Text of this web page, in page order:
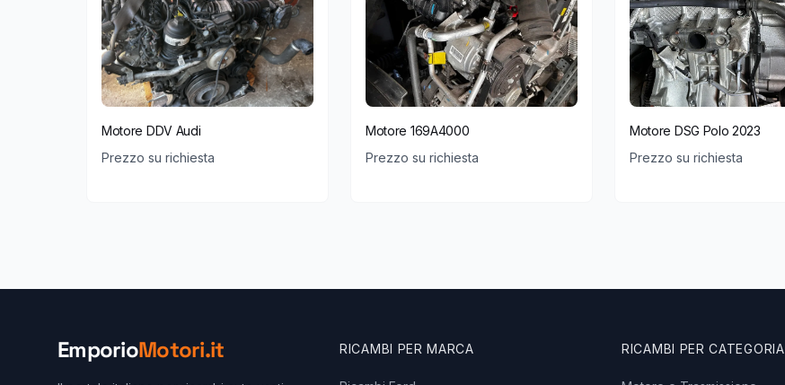
Motore DDV Audi
Prezzo su richiesta
Motore 169A4000
Prezzo su richiesta
Motore DSG Polo 2023
Prezzo su richiesta
EmporioMotori.it RICAMBI PER MARCA RICAMBI PER CATEGORIA